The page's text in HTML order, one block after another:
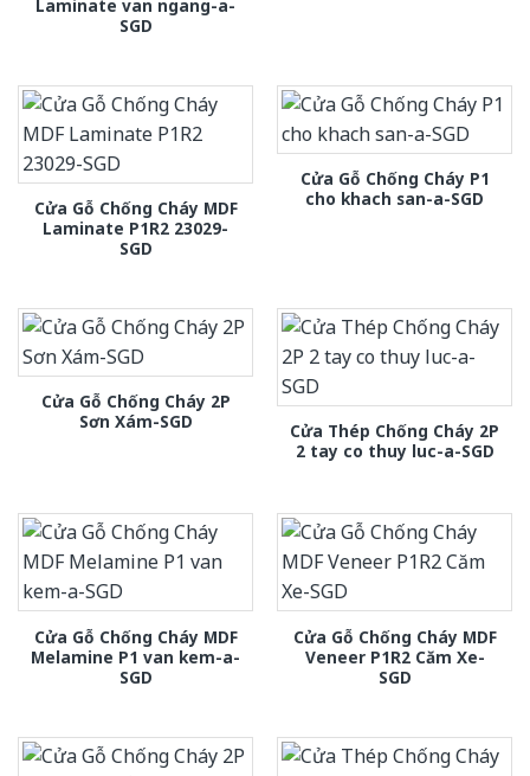
Laminate van ngang-a-
SGD
Cửa Gỗ Chống Cháy MDF
Laminate P1R2 23029-
SGD
Cửa Gỗ Chống Cháy P1
cho khach san-a-SGD
Cửa Gỗ Chống Cháy 2P
Sơn Xám-SGD
Cửa Thép Chống Cháy 2P
2 tay co thuy luc-a-SGD
Cửa Gỗ Chống Cháy MDF
Melamine P1 van kem-a-
SGD
Cửa Gỗ Chống Cháy MDF
Veneer P1R2 Căm Xe-
SGD